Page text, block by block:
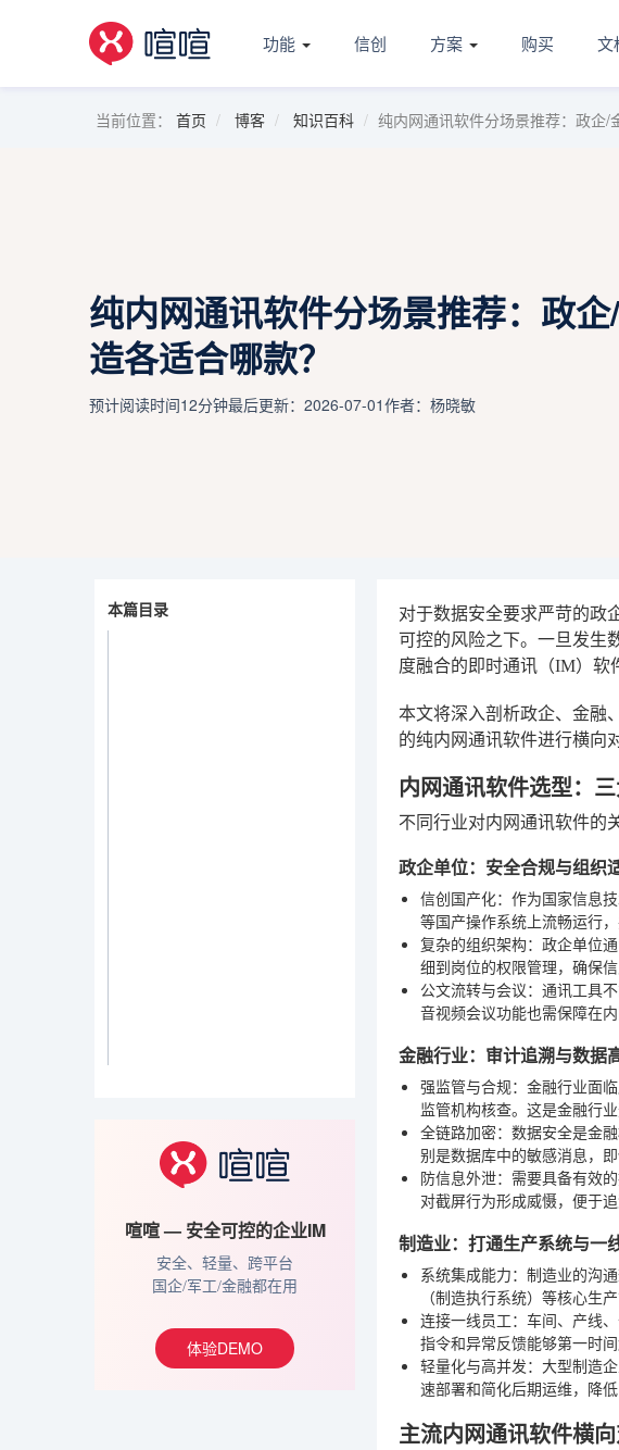
功能 信创 方案 购买 文
当前位置： 首页 博客 知识百科 纯内网通讯软件分场景推荐：政企/
纯内网通讯软件分场景推荐：政
造各适合哪款？
预计阅读时间12分钟最后更新：2026-07-01作者：杨晓敏
本篇目录
喧喧 — 安全可控的企业IM
安全、轻量、跨平台
国企/军工/金融都在用
体验DEMO
对于数据安全要求严苛的政
可控的风险之下。一旦发生
度融合的即时通讯（IM）软
本文将深入剖析政企、金融
的纯内网通讯软件进行横向
内网通讯软件选型：
不同行业对内网通讯软件的
政企单位：安全合规与组织
信创国产化：作为国家信息
等国产操作系统上流畅运行
复杂的组织架构：政企单位
细到岗位的权限管理，确保
公文流转与会议：通讯工具
音视频会议功能也需保障在
金融行业：审计追溯与数据
强监管与合规：金融行业面
监管机构核查。这是金融行业
全链路加密：数据安全是金
别是数据库中的敏感消息，
防信息外泄：需要具备有效
对截屏行为形成威慑，便于追
制造业：打通生产系统与一
系统集成能力：制造业的沟
（制造执行系统）等核心生
连接一线员工：车间、产线
指令和异常反馈能够第一时间
轻量化与高并发：大型制造
速部署和简化后期运维，降低
主流内网通讯软件横